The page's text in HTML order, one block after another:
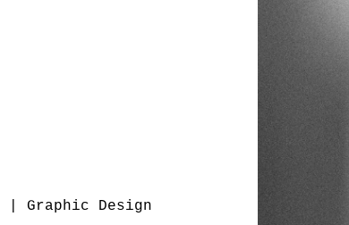
Graphic Design